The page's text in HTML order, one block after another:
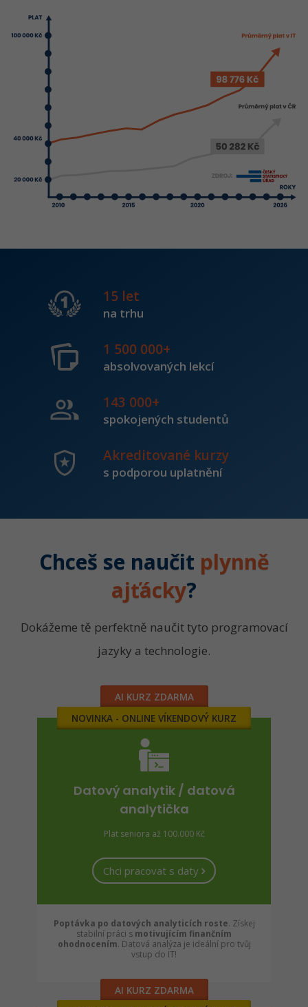
15 let
na trhu
1 500 000+
absolvovaných lekcí
143 000+
spokojených studentů
Akreditované kurzy
s podporou uplatnění
Chceš se naučit plynně
ajťácky?
Dokážeme tě perfektně naučit tyto programovací
jazyky a technologie.
AI KURZ ZDARMA
NOVINKA - ONLINE VÍKENDOVÝ KURZ
Datový analytik / datová
analytička
Plat seniora až 100.000 Kč
Chci pracovat s daty
Poptávka po datových analyticích roste. Získej
stabilní práci s motivujícím finančním
ohodnocením. Datová analýza je ideální pro tvůj
vstup do IT!
AI KURZ ZDARMA